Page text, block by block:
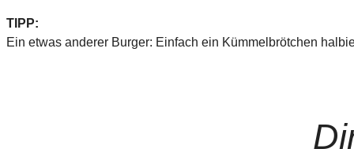
TIPP:
Ein etwas anderer Burger: Einfach ein Kümmelbrötchen